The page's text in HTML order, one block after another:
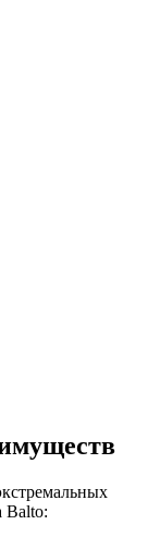
Balto: